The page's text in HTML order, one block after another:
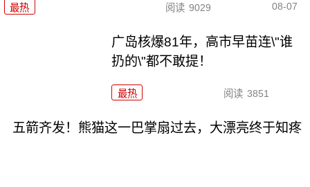
最热 阅读 9029 08-07
广岛核爆81年，高市早苗连\"谁
扔的\"都不敢提！
最热 阅读 3851
五箭齐发！熊猫这一巴掌扇过去，大漂亮终于知疼